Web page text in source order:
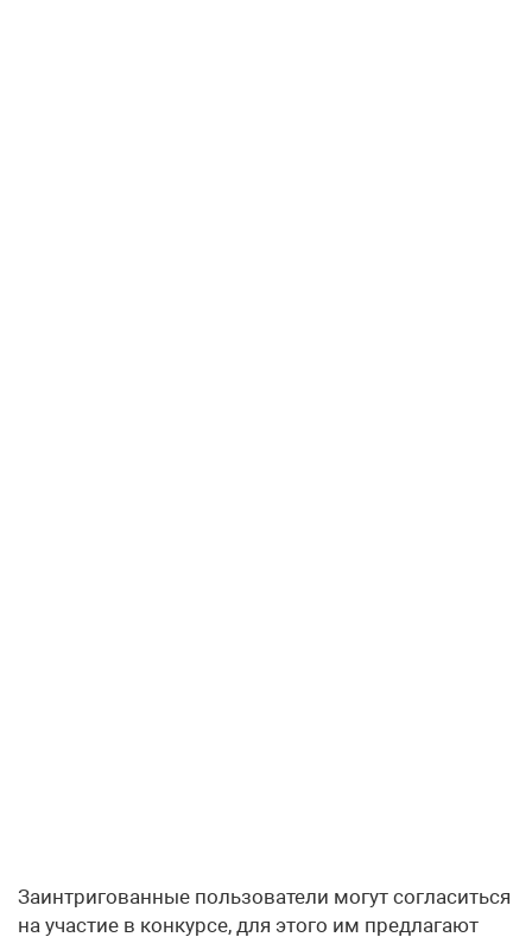
Заинтригованные пользователи могут согласиться
на участие в конкурсе, для этого им предлагают